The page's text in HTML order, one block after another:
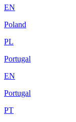
EN
Poland
PL
Portugal
EN
Portugal
PT